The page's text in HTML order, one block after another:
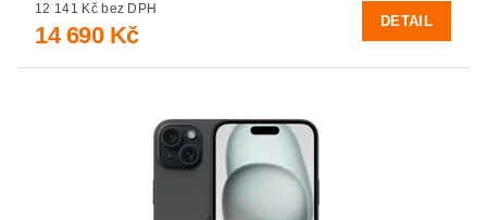
12 141 Kč bez DPH
14 690 Kč
DETAIL